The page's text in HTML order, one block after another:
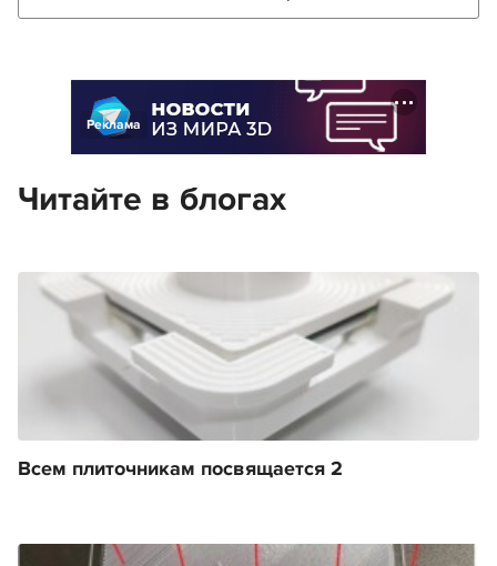
Реклама
Читайте в блогах
Всем плиточникам посвящается 2